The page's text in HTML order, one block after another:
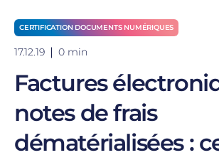
CERTIFICATION DOCUMENTS NUMÉRIQUES
17.12.19 0 min
Factures
notes de frais
dématérialisées :